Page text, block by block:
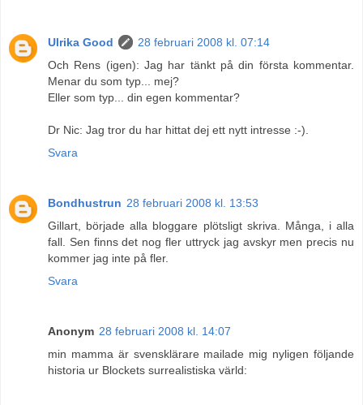
Ulrika Good
28 februari 2008 kl. 07:14
Och Rens (igen): Jag har tänkt på din första kommentar.
Menar du som typ... mej?
Eller som typ... din egen kommentar?
Dr Nic: Jag tror du har hittat dej ett nytt intresse :-).
Svara
Bondhustrun 28 februari 2008 kl. 13:53
Gillart, började alla bloggare plötsligt skriva. Många, i alla
fall. Sen finns det nog fler uttryck jag avskyr men precis nu
kommer jag inte på fler.
Svara
Anonym 28 februari 2008 kl. 14:07
min mamma är svensklärare mailade mig nyligen följande
historia ur Blockets surrealistiska värld: